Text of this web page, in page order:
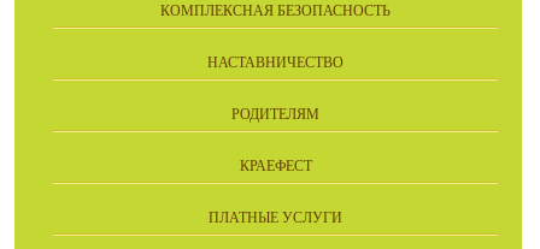
КОМПЛЕКСНАЯ БЕЗОПАСНОСТЬ
НАСТАВНИЧЕСТВО
РОДИТЕЛЯМ
КРАЕФЕСТ
ПЛАТНЫЕ УСЛУГИ